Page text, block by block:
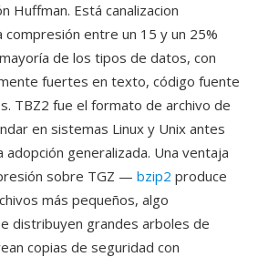
Huffman. Está canalizacion
compresión entre un 15 y un 25%
de los tipos de datos, con
fuertes en texto, código fuente
TBZ2 fue el formato de archivo de
en sistemas Linux y Unix antes
adopción generalizada. Una ventaja
sobre TGZ — bzip2 produce
más pequeños, algo
distribuyen grandes arboles de
copias de seguridad con